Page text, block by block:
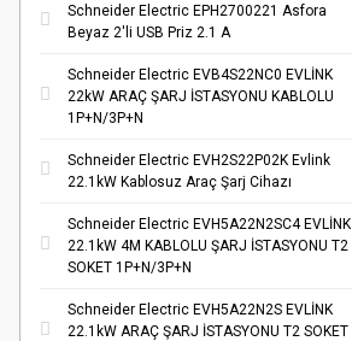
Schneider Electric EPH2700221 Asfora
Beyaz 2'li USB Priz 2.1 A
Schneider Electric EVB4S22NC0 EVLİNK
22kW ARAÇ ŞARJ İSTASYONU KABLOLU
1P+N/3P+N
Schneider Electric EVH2S22P02K Evlink
22.1kW Kablosuz Araç Şarj Cihazı
Schneider Electric EVH5A22N2SC4 EVLİNK
22.1kW 4M KABLOLU ŞARJ İSTASYONU T2
SOKET 1P+N/3P+N
Schneider Electric EVH5A22N2S EVLİNK
22.1kW ARAÇ ŞARJ İSTASYONU T2 SOKET